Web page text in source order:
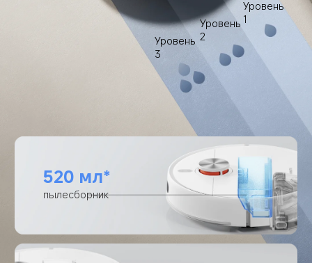
Уровень
1
Уровень
2
Уровень
3
520 мл*
пылесборник